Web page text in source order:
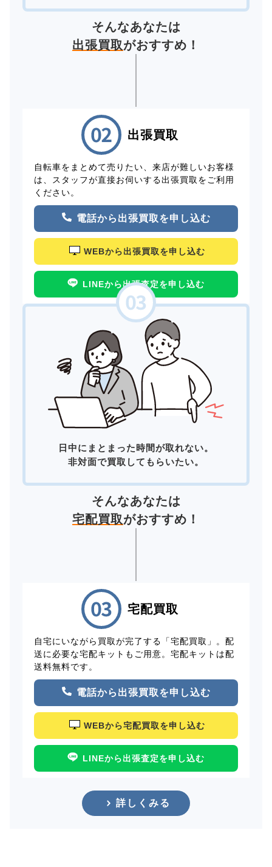
そんなあなたは
出張買取がおすすめ！
出張買取
自転車をまとめて売りたい、来店が難しいお客様
は、スタッフが直接お伺いする出張買取をご利用
ください。
電話から出張買取を申し込む
WEBから出張買取を申し込む
LINEから出張査定を申し込む
日中にまとまった時間が取れない。
非対面で買取してもらいたい。
そんなあなたは
宅配買取がおすすめ！
宅配買取
自宅にいながら買取が完了する「宅配買取」。配
送に必要な宅配キットもご用意。宅配キットは配
送料無料です。
電話から出張買取を申し込む
WEBから宅配買取を申し込む
LINEから出張査定を申し込む
詳しくみる